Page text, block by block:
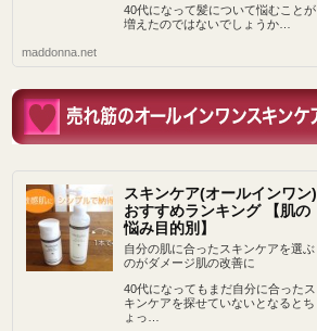
40代になって髪について悩むことが
増えたのではないでしょうか…
maddonna.net
スキンケア(オールインワン)
おすすめランキング 【肌の
悩み目的別】
自分の肌に合ったスキンケアを選ぶ
のがダメージ肌の改善に
40代になってもまだ自分に合ったス
キンケアを探せていないとなるとち
ょっ…